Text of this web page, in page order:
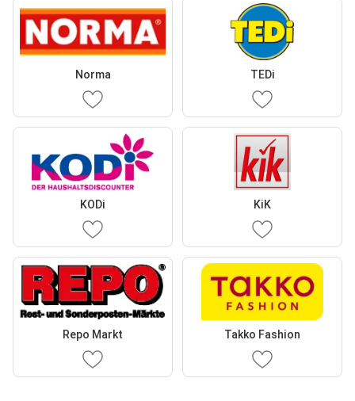
Norma TEDi
KODi KiK
Repo Markt Takko Fashion